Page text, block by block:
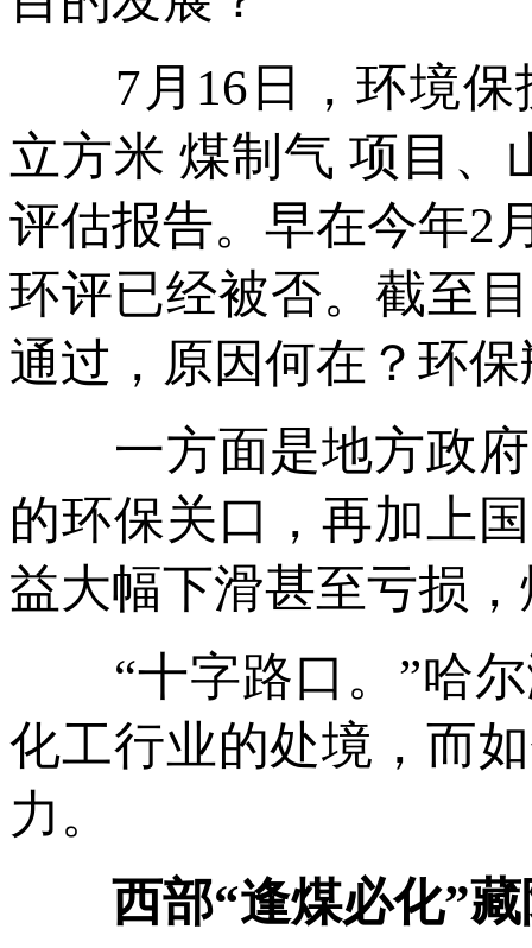
7月16日，环境保
立方米 煤制气 项目、
评估报告。早在今年2
环评已经被否。截至
通过，原因何在？环
一方面是地方政府
的环保关口，再加上
益大幅下滑甚至亏损
“十字路口。”哈尔
化工行业的处境，而
力。
西部“逢煤必化”藏